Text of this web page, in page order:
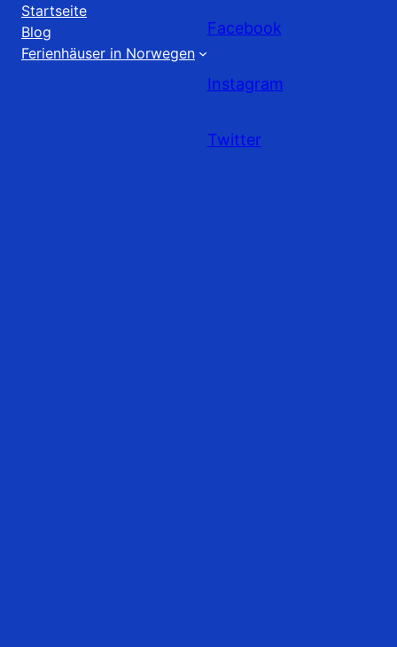
Startseite
Blog
Ferienhäuser in Norwegen
Facebook
Instagram
Twitter